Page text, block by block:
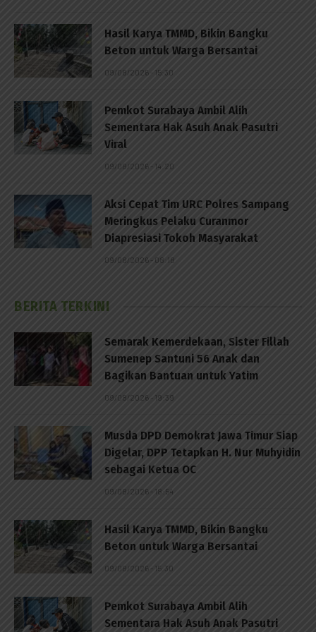
Hasil Karya TMMD, Bikin Bangku
Beton untuk Warga Bersantai
09/08/2026 - 15:30
Pemkot Surabaya Ambil Alih
Sementara Hak Asuh Anak Pasutri
Viral
09/08/2026 - 14:20
Aksi Cepat Tim URC Polres Sampang
Meringkus Pelaku Curanmor
Diapresiasi Tokoh Masyarakat
09/08/2026 - 08:18
BERITA TERKINI
Semarak Kemerdekaan, Sister Fillah
Sumenep Santuni 56 Anak dan
Bagikan Bantuan untuk Yatim
09/08/2026 - 19:39
Musda DPD Demokrat Jawa Timur Siap
Digelar, DPP Tetapkan H. Nur Muhyidin
sebagai Ketua OC
09/08/2026 - 18:54
Hasil Karya TMMD, Bikin Bangku
Beton untuk Warga Bersantai
09/08/2026 - 15:30
Pemkot Surabaya Ambil Alih
Sementara Hak Asuh Anak Pasutri